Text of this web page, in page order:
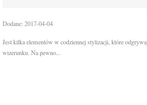
Dodane: 2017-04-04
Jest kilka elementów w codziennej stylizacji, które
wizerunku. Na pewno...